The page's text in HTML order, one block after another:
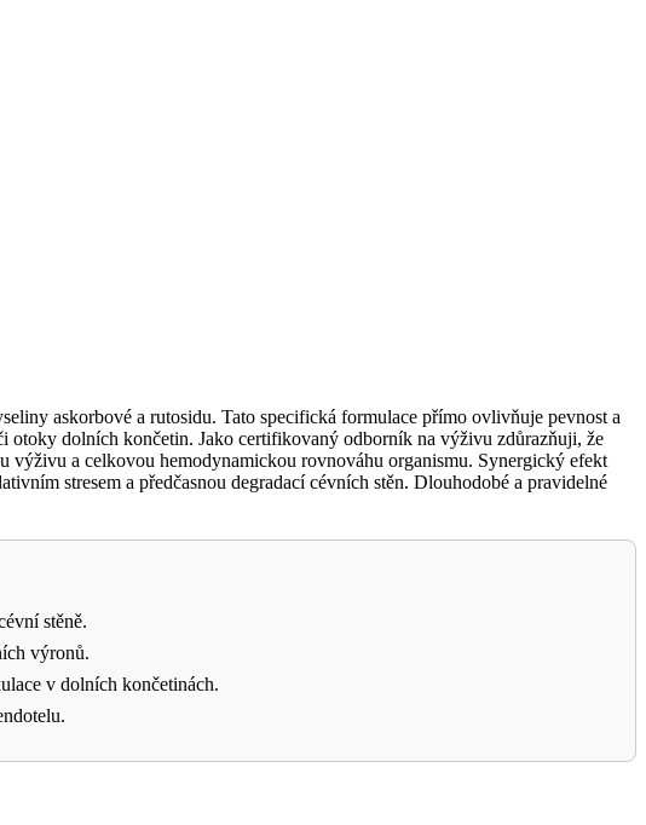
askorbové a rutosidu. Tato specifická formulace přímo ovlivňuje pevnost a
otoky dolních končetin. Jako certifikovaný odborník na výživu zdůrazňuji, že
výživu a celkovou hemodynamickou rovnováhu organismu. Synergický efekt
stresem a předčasnou degradací cévních stěn. Dlouhodobé a pravidelné
stěně.
výronů.
v dolních končetinách.